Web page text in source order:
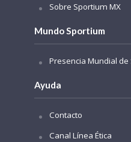
Sobre Sportium MX
Mundo Sportium
Presencia Mundial
Ayuda
Contacto
Canal Línea Ética